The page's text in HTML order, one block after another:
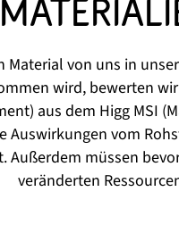
Material von uns in
wird, bewerten
aus dem Higg MSI
Auswirkungen vom
Außerdem müssen
veränderten